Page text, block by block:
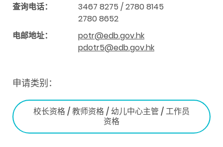
查询电话：
3467 8275 / 2780 8145
2780 8652
电邮地址：
potr@edb.gov.hk
pdotr5@edb.gov.hk
申请类别：
校长资格 / 教师资格 / 幼儿中心主管 / 工作员
资格